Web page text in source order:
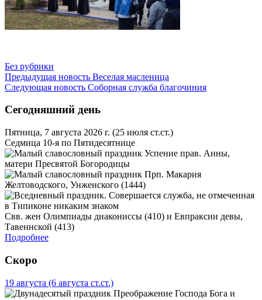
Без рубрики
Предыдущая новость Веселая масленица
Следующая новость Соборная служба благочиния
Сегодняшний день
Пятница, 7 августа 2026 г. (25 июля ст.ст.)
Седмица 10-я по Пятидесятнице
Успение прав. Анны,
матери Пресвятой Богородицы
Прп. Макария
Желтоводского, Унженского (1444)
Свв. жен Олимпиады диакониссы (410) и Евпраксии девы,
Тавеннской (413)
Подробнее
Скоро
19 августа (6 августа ст.ст.)
Преображение Господа Бога и